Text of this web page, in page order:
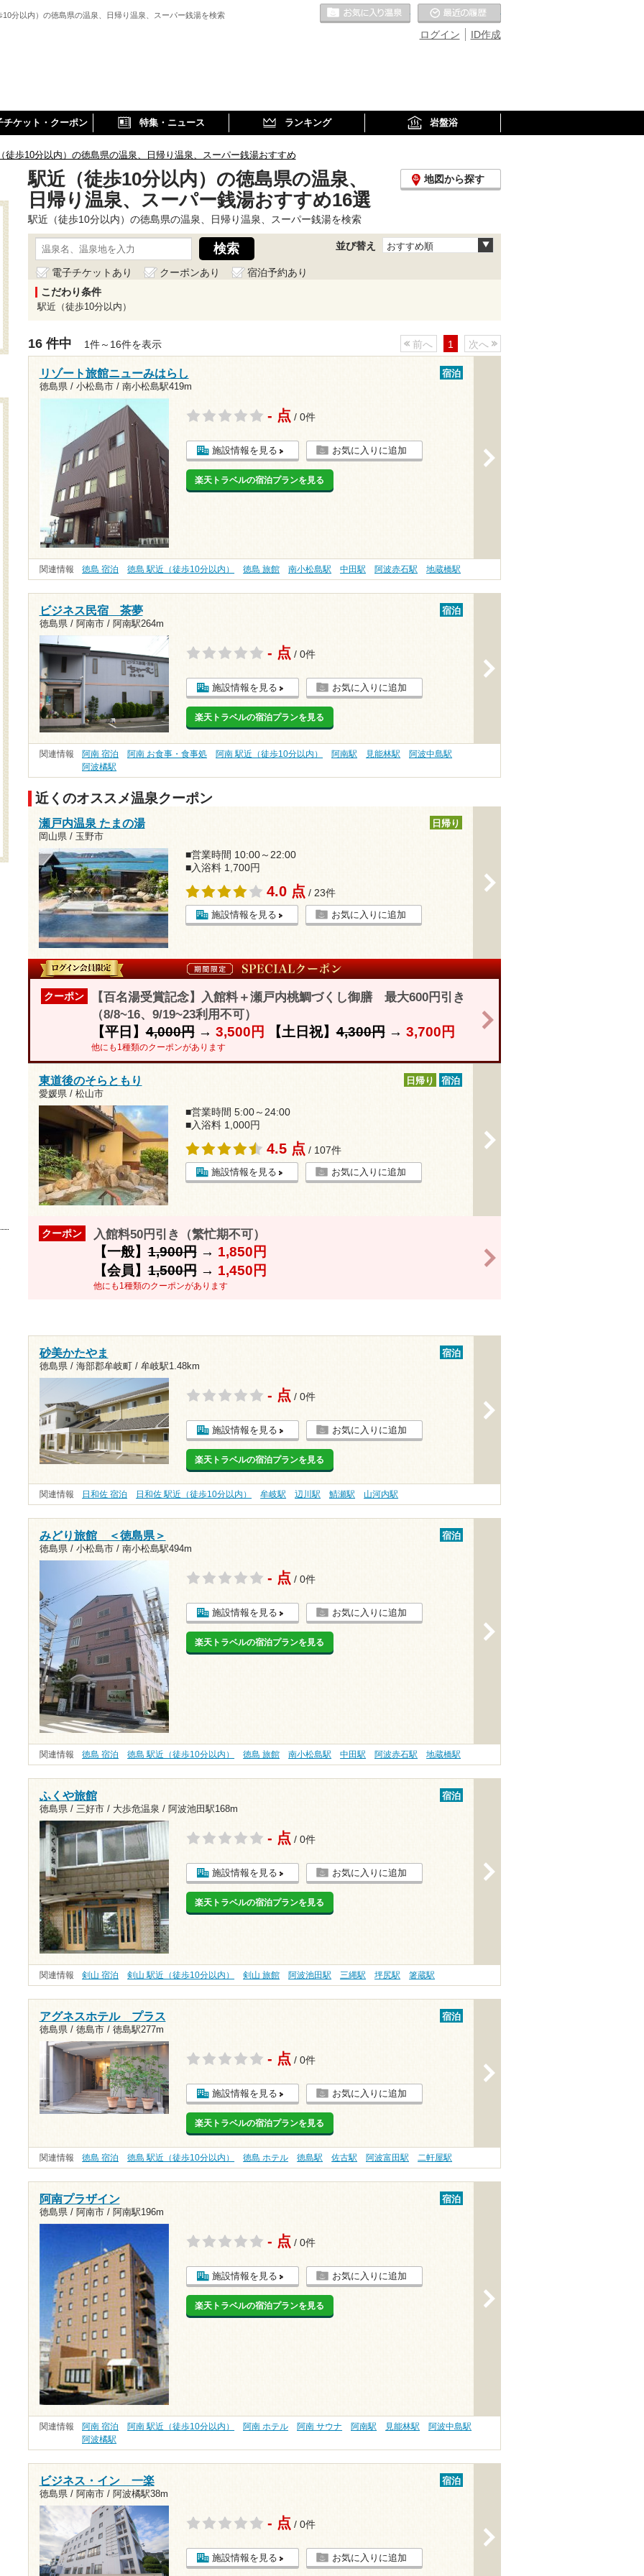
10分以内）の徳島県の温泉、日帰り温泉、スーパー銭湯を検索
ID作成
ログイン
お気に入りの温泉
チケット・クーポン 特集・ニュース ランキング 岩盤浴
徒歩10分以内）の徳島県の温泉、日帰り温泉、スーパー銭湯おすすめ
駅近（徒歩10分以内）の徳島県の温泉、
日帰り温泉、スーパー銭湯おすすめ16選
地図から探す
駅近（徒歩10分以内）の徳島県の温泉、日帰り温泉、スーパー銭湯を検索
並び替え おすすめ順
電子チケットあり クーポンあり
宿泊予約あり
こだわり条件
駅近（徒歩10分以内）
16 件中 1件～16件を表示 前へ 1 次へ
リゾート旅館ニューみはらし
徳島県 / 小松島市 / 南小松島駅419m
宿泊
- 点 / 0件
施設情報を見る お気に入りに追加
楽天トラベルの宿泊プランを見る
関連情報 徳島 宿泊 徳島 駅近（徒歩10分以内） 徳島 旅館 南小松島駅 中田駅 阿波赤石駅 地蔵橋駅
ビジネス民宿 茶夢
徳島県 / 阿南市 / 阿南駅264m
宿泊
- 点 / 0件
施設情報を見る お気に入りに追加
楽天トラベルの宿泊プランを見る
関連情報 阿南 宿泊 阿南 お食事・食事処 阿南 駅近（徒歩10分以内） 阿南駅 見能林駅
阿波中島駅
阿波橘駅
近くのオススメ温泉クーポン
瀬戸内温泉 たまの湯
岡山県 / 玉野市
日帰り
■営業時間 10:00～22:00
■入浴料 1,700円
4.0 点 / 23件
施設情報を見る お気に入りに追加
クーポン
【百名湯受賞記念】入館料＋瀬戸内桃鯛づくし御膳 最大600円引き
（8/8~16、9/19~23利用不可）
【平日】4,000円→ 3,500円 【土日祝】4,300円→ 3,700円
他にも1種類のクーポンがあります
>
東道後のそらともり
愛媛県 / 松山市
日帰り 宿泊
■営業時間 5:00～24:00
■入浴料 1,000円
4.5 点 / 107件
施設情報を見る お気に入りに追加
クーポン 入館料50円引き（繁忙期不可）
【一般】1,900円→ 1,850円
【会員】1,500円→ 1,450円
他にも1種類のクーポンがあります
>
砂美かたやま
徳島県 / 海部郡牟岐町 / 牟岐駅1.48km
宿泊
- 点 / 0件
施設情報を見る お気に入りに追加
楽天トラベルの宿泊プランを見る
関連情報 日和佐 宿泊 日和佐 駅近（徒歩10分以内） 牟岐駅 辺川駅 鯖瀬駅 山河内駅
みどり旅館 ＜徳島県＞
徳島県 / 小松島市 / 南小松島駅494m
宿泊
- 点 / 0件
施設情報を見る お気に入りに追加
楽天トラベルの宿泊プランを見る
関連情報 徳島 宿泊 徳島 駅近（徒歩10分以内） 徳島 旅館 南小松島駅 中田駅 阿波赤石駅 地蔵橋駅
ふくや旅館
徳島県 / 三好市 / 大歩危温泉 / 阿波池田駅168m
宿泊
- 点 / 0件
施設情報を見る お気に入りに追加
楽天トラベルの宿泊プランを見る
関連情報 剣山 宿泊 剣山 駅近（徒歩10分以内） 剣山 旅館 阿波池田駅 三縄駅 坪尻駅 箸蔵駅
アグネスホテル プラス
徳島県 / 徳島市 / 徳島駅277m
宿泊
- 点 / 0件
施設情報を見る お気に入りに追加
楽天トラベルの宿泊プランを見る
関連情報 徳島 宿泊 徳島 駅近（徒歩10分以内） 徳島 ホテル 徳島駅 佐古駅 阿波富田駅 二軒屋駅
阿南プラザイン
徳島県 / 阿南市 / 阿南駅196m
宿泊
- 点 / 0件
施設情報を見る お気に入りに追加
楽天トラベルの宿泊プランを見る
関連情報 阿南 宿泊 阿南 駅近（徒歩10分以内） 阿南 ホテル 阿南 サウナ 阿南駅 見能林駅
阿波中島駅
阿波橘駅
ビジネス・イン 一楽
徳島県 / 阿南市 / 阿波橘駅38m
宿泊
- 点 / 0件
施設情報を見る お気に入りに追加